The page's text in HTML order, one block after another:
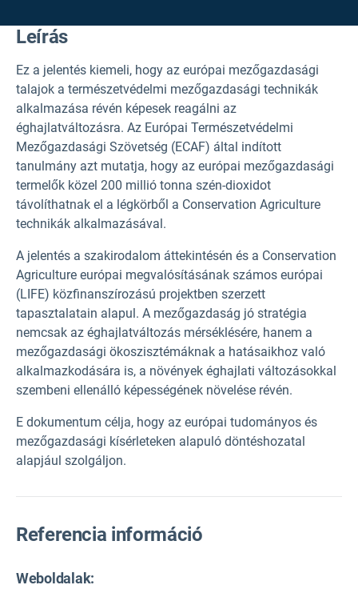
Leírás
Ez a jelentés kiemeli, hogy az európai mezőgazdasági
talajok a természetvédelmi mezőgazdasági technikák
alkalmazása révén képesek reagálni az
éghajlatváltozásra. Az Európai Természetvédelmi
Mezőgazdasági Szövetség (ECAF) által indított
tanulmány azt mutatja, hogy az európai mezőgazdasági
termelők közel 200 millió tonna szén-dioxidot
távolíthatnak el a légkörből a Conservation Agriculture
technikák alkalmazásával.
A jelentés a szakirodalom áttekintésén és a Conservation
Agriculture európai megvalósításának számos európai
(LIFE) közfinanszírozású projektben szerzett
tapasztalatain alapul. A mezőgazdaság jó stratégia
nemcsak az éghajlatváltozás mérséklésére, hanem a
mezőgazdasági ökoszisztémáknak a hatásaikhoz való
alkalmazkodására is, a növények éghajlati változásokkal
szembeni ellenálló képességének növelése révén.
E dokumentum célja, hogy az európai tudományos és
mezőgazdasági kísérleteken alapuló döntéshozatal
alapjául szolgáljon.
Referencia információ
Weboldalak: